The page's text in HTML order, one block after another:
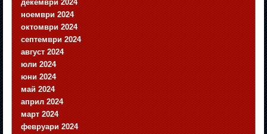
декември 2024
ноември 2024
октомври 2024
септември 2024
август 2024
юли 2024
юни 2024
май 2024
април 2024
март 2024
февруари 2024